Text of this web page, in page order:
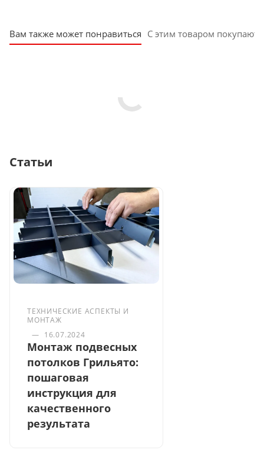
Вам также может понравиться С этим товаром покупают
Статьи
ТЕХНИЧЕСКИЕ АСПЕКТЫ И
МОНТАЖ
— 16.07.2024
Монтаж подвесных
потолков Грильято:
пошаговая
инструкция для
качественного
результата